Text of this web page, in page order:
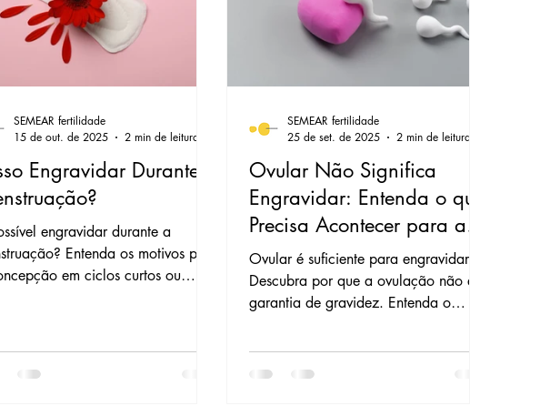
Pré-eclâmpsia Endometriose e Endometrioma
Falha de Implantação Perda Gestacional
Congelamento de Óvulos
Engravidar Durante a
engravidar durante a
Entenda os motivos para
em ciclos curtos ou
SEMEAR fertilidade
15 de out. de 2025
2 min de leitura
Ovular Não Significa
Engravidar: Entenda o que
Precisa Acontecer para a
Concepção
Ovular é suficiente para engravidar?
Descubra por que a ovulação não é
garantia de gravidez. Entenda o
os fatores essenciais para o sucesso na
SEMEAR fertilidade.
SEMEAR fertilidade
25 de set. de 2025
2 min de leitura